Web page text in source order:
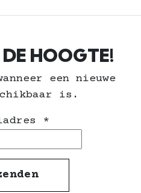
HOOGTE!
een nieuwe
is.
*